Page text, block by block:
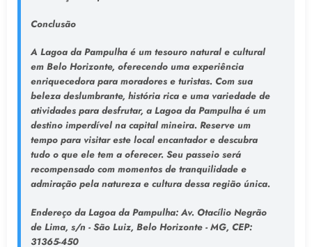
Conclusão
A Lagoa da Pampulha é um tesouro natural e cultural
em Belo Horizonte, oferecendo uma experiência
enriquecedora para moradores e turistas. Com sua
beleza deslumbrante, história rica e uma variedade de
atividades para desfrutar, a Lagoa da Pampulha é um
destino imperdível na capital mineira. Reserve um
tempo para visitar este local encantador e descubra
tudo o que ele tem a oferecer. Seu passeio será
recompensado com momentos de tranquilidade e
admiração pela natureza e cultura dessa região única.
Endereço da Lagoa da Pampulha: Av. Otacílio Negrão
de Lima, s/n - São Luiz, Belo Horizonte - MG, CEP:
31365-450